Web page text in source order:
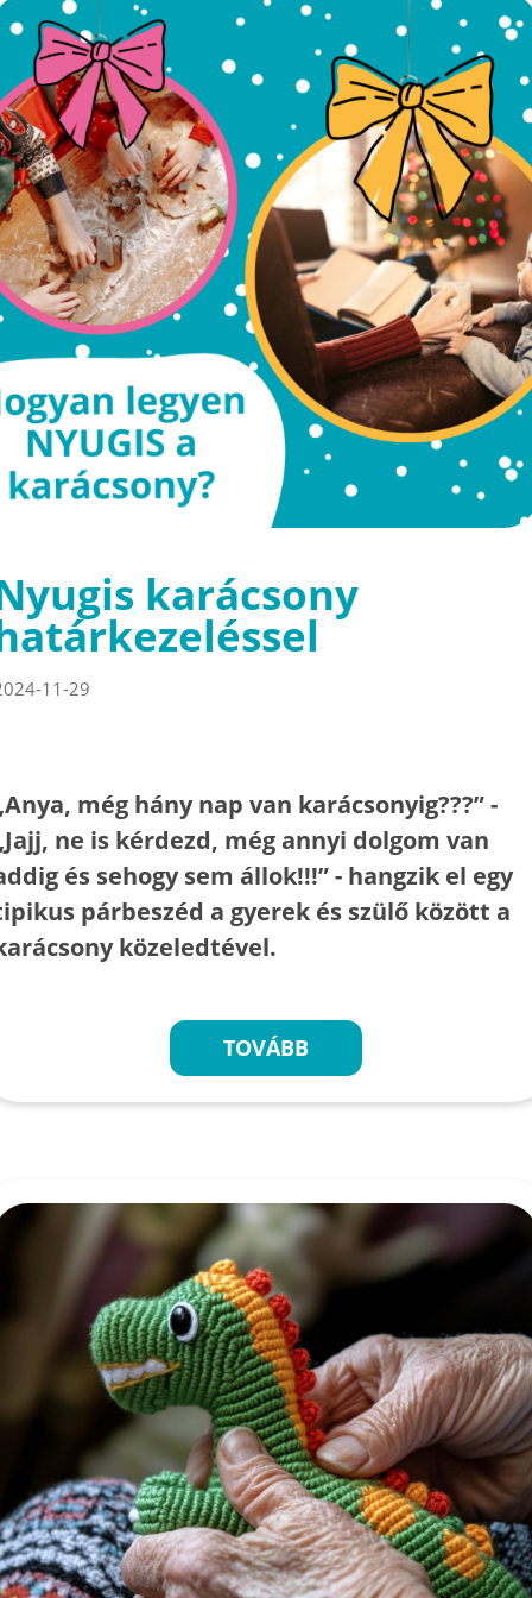
karácsony
11-29
még hány nap van karácsonyig???” -
ne is kérdezd, még annyi dolgom van
és sehogy sem állok!!!” - hangzik el egy
párbeszéd a gyerek és szülő között a
közeledtével.
TOVÁBB